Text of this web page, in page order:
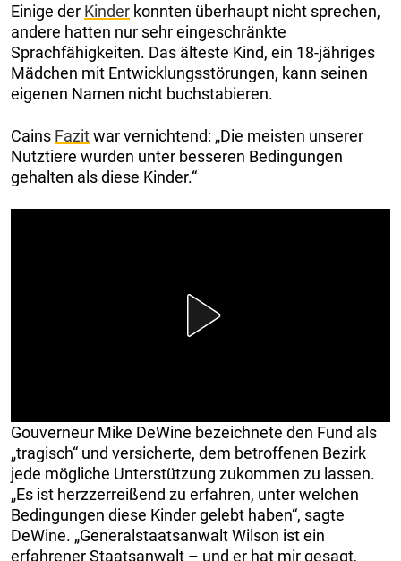
Einige der Kinder konnten überhaupt nicht sprechen,
andere hatten nur sehr eingeschränkte
Sprachfähigkeiten. Das älteste Kind, ein 18-jähriges
Mädchen mit Entwicklungsstörungen, kann seinen
eigenen Namen nicht buchstabieren.
Cains Fazitwar vernichtend: „Die meisten unserer
Nutztiere wurden unter besseren Bedingungen
gehalten als diese Kinder.“
Gouverneur Mike DeWine bezeichnete den Fund als
„tragisch“ und versicherte, dem betroffenen Bezirk
jede mögliche Unterstützung zukommen zu lassen.
„Es ist herzzerreißend zu erfahren, unter welchen
Bedingungen diese Kinder gelebt haben“, sagte
DeWine. „Generalstaatsanwalt Wilson ist ein
erfahrener Staatsanwalt – und er hat mir gesagt,